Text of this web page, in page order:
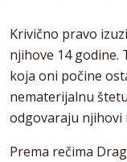
Krivično pravo
njihove 14 godine.
koja oni počine
nematerijalnu
odgovaraju njihovi
Prema rečima